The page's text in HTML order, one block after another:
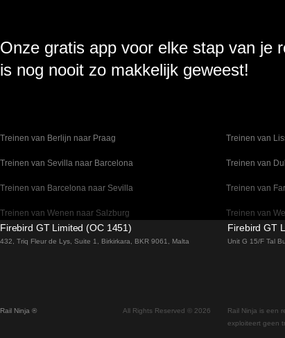
Onze gratis app voor elke stap van je
is nog nooit zo makkelijk geweest!
Treinen van Berlijn naar Praag Treinen van
Treinen van Sevilla naar Barcelona Treinen van
Treinen van Barcelona naar Sevilla Treinen van
Treinen van Wenen naar Salzburg Treinen van
Treinen van Venetie naar Florence Treinen van
Treinen van Seoel naar Busan Treinen van
Firebird GT Limited (OC 1451)
432, Triq Fleur de Lys, Suite 1, Birkirkara, BKR 9061, Malta
Firebird GT
Unit G 15/F Tal
Rail Ninja ® All Rights Reserved © 2026
Rail Ninja is een
exploiteert geen